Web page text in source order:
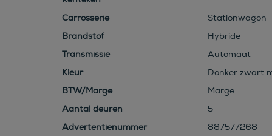
Carrosserie
Stationwagon
Brandstof
Hybride
Transmissie
Automaat
Kleur
Donker zwart
BTW/Marge
Marge
Aantal deuren
5
Advertentienummer
887577268